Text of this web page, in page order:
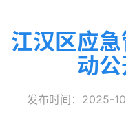
江汉区应
动
发布时间：2025-